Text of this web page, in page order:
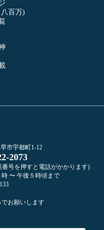
百万)
市宇都町1-12
2073
号を押すと電話がかかります)
〜 午後５時頃まで
でお願いします